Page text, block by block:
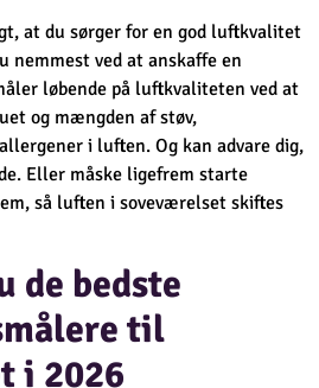
at du sørger for en god luftkvalitet
nemmest ved at anskaffe en
løbende på luftkvaliteten ved at
og mængden af støv,
i luften. Og kan advare dig,
Eller måske ligefrem starte
så luften i soveværelset skiftes
de bedste
til
i 2026